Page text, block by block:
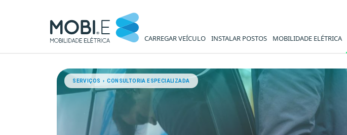
CARREGAR VEÍCULO INSTALAR POSTOS MOBILIDADE ELÉTRICA
SERVIÇOS › CONSULTORIA ESPECIALIZADA